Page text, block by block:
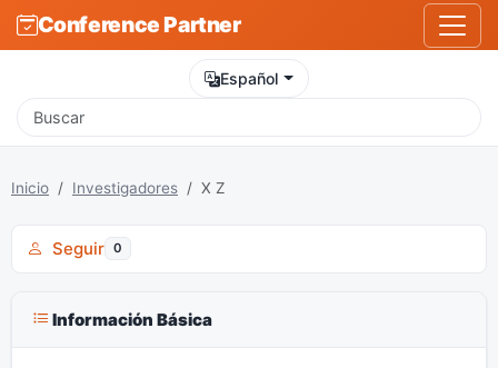
Conference Partner
Español
Inicio Investigadores X Z
Seguir 0
Información Básica